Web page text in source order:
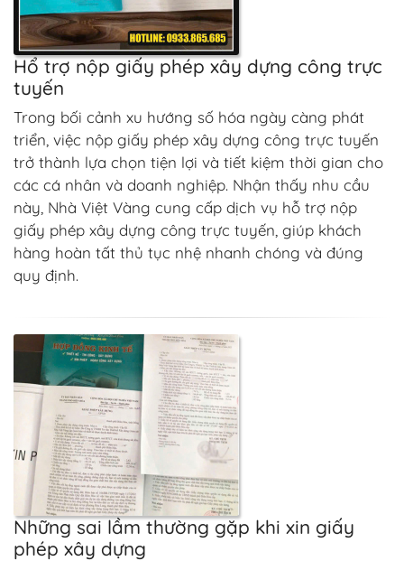
Hổ trợ nộp giấy phép xây dựng công trực
tuyến
Trong bối cảnh xu hướng số hóa ngày càng phát
triển, việc nộp giấy phép xây dựng công trực tuyến
trở thành lựa chọn tiện lợi và tiết kiệm thời gian cho
các cá nhân và doanh nghiệp. Nhận thấy nhu cầu
này, Nhà Việt Vàng cung cấp dịch vụ hỗ trợ nộp
giấy phép xây dựng công trực tuyến, giúp khách
hàng hoàn tất thủ tục nhệ nhanh chóng và đúng
quy định.
Những sai lầm thường gặp khi xin giấy
phép xây dựng